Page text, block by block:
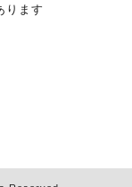
ります